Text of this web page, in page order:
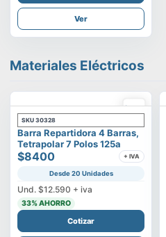
Ver
Materiales Eléctricos
SKU 30328
Barra Repartidora 4 Barras,
Tetrapolar 7 Polos 125a
$8400 + IVA
Desde 20 Unidades
Und. $12.590 + iva
33% AHORRO
Cotizar